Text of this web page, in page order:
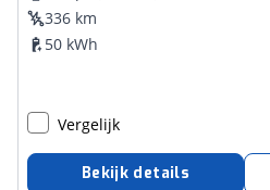
336 km
50 kWh
Vergelijk
Bekijk details